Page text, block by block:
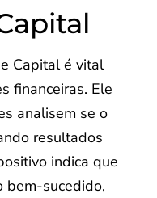
Capital é vital
financeiras. Ele
analisem se o
resultados
indica que
bem-sucedido,